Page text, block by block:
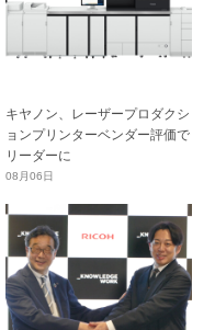
キヤノン、レーザープロダクシ
ョンプリンターベンダー評価で
リーダーに
08月06日